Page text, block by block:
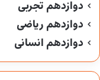
دوازدهم تجربی
دوازدهم ریاضی
دوازدهم انسانی